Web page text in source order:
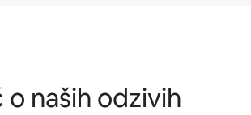
o naših odzivih